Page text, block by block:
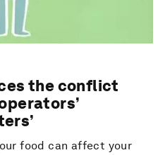
the conflict
food can affect your